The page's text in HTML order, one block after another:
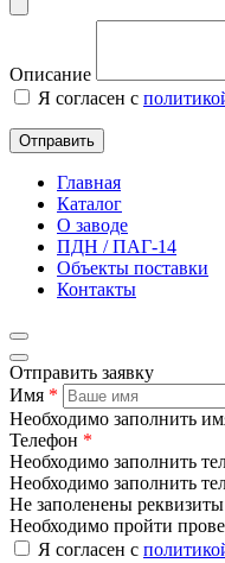
Описание
Я согласен с
Отправить
Главная
Каталог
О заводе
ПДН / ПАГ-14
Объекты поставки
Контакты
Отправить заявку
Имя *
Необходимо заполнить
Телефон *
Необходимо заполнить
Необходимо заполнить
Не заполенены
Необходимо пройти
Я согласен с